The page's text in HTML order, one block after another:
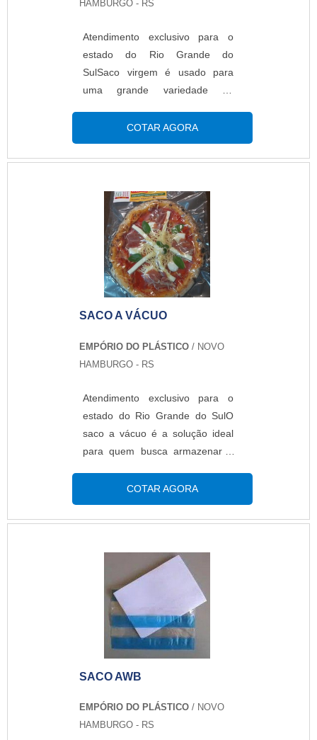
HAMBURGO - RS
Atendimento exclusivo para o
estado do Rio Grande do
SulSaco virgem é usado para
uma grande variedade de
necessidades da indústria ou do
comércio. São utilizados para
embalar alimentos, bijuterias,
e grandes. As aplicações do saco
são as mais variadas como
presentes, sacos para lingerie,
saco para panificação, saco para
confecção.MAIS DETALHES
IMPORTANTES SOBRE O
COTAR AGORA
SACO A VÁCUO
EMPÓRIO DO PLÁSTICO / NOVO
HAMBURGO - RS
Atendimento exclusivo para o
estado do Rio Grande do SulO
saco a vácuo é a solução ideal
para quem busca armazenar e
produtos com essa embalagem é
a melhor forma de mantê-los
sempre protegidos por muito
alimentos a validade deles é
completamente estendida, pois
eles não terão nenhum contato
com o ar e serão pouco afetados
pela ação do tempo. Você
economiza muito dinheiro e evita
COTAR AGORA
SACO AWB
EMPÓRIO DO PLÁSTICO / NOVO
HAMBURGO - RS